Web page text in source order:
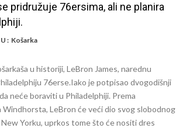
pridružuje 76ersima, ali ne planira
U : Košarka
u historiji, LeBron James, narednu
76erse.Iako je potpisao dvogodišnji
neće boraviti u Philadelphiji. Prema
Windhorsta, LeBron će veći dio svog slobodnog
Yorku, uprkos tome što će nositi dres